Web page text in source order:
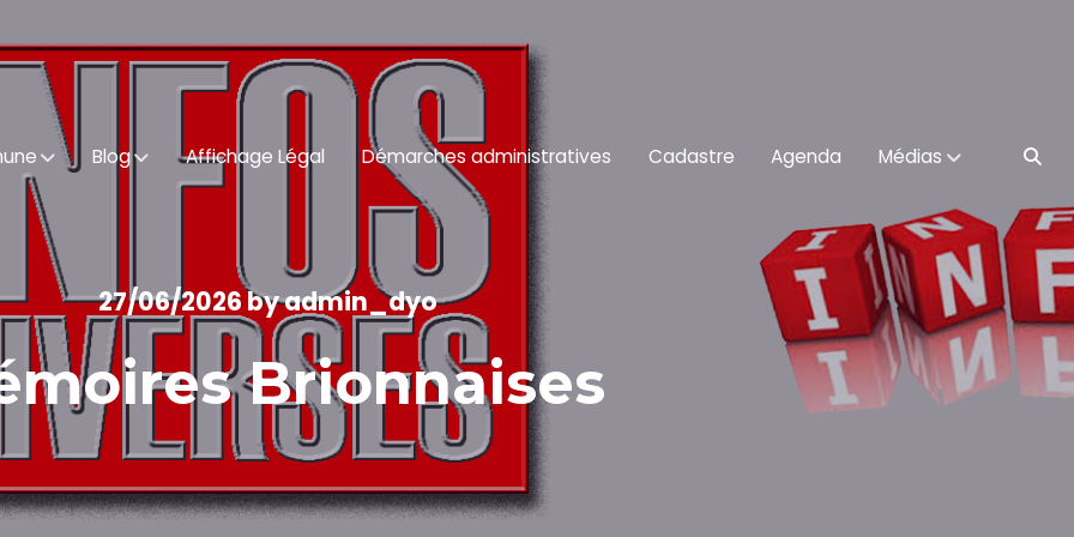
Blog Affichage Légal Démarches administratives Cadastre Agenda Médias
27/06/2026byadmin_dyo
Brionnaises